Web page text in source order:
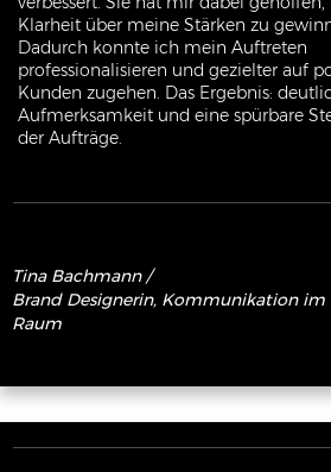
Klarheit über meine Stärken zu
Dadurch konnte ich mein Auftreten
professionalisieren und gezielter auf
Kunden zugehen. Das Ergebnis:
Aufmerksamkeit und eine spürbare
der Aufträge.
Tina Bachmann /
Brand Designerin, Kommunikation im
Raum